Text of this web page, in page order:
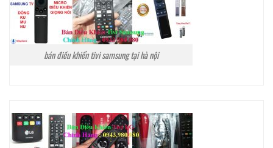
bán điều khiển tivi samsung tại hà nội